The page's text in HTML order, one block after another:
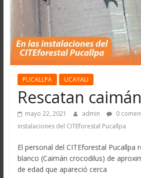
PUCALLPA UCAYALI
Rescatan
mayo 22, 2021 admin 0
instalaciones del CITEforestal Pucallpa
El personal del CITEforestal Pucallpa
blanco (Caimán crocodilus) de
de edad que apareció cerca